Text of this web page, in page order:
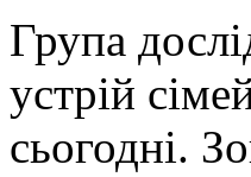
Група
устрій
сьогодні.